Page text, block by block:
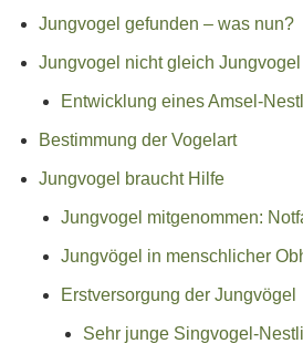
Jungvogel gefunden – was nun?
Jungvogel nicht gleich Jungvogel
Entwicklung eines Amsel-
Bestimmung der Vogelart
Jungvogel braucht Hilfe
Jungvogel mitgenommen:
Jungvögel in menschlicher
Erstversorgung der Jungvögel
Sehr junge Singvogel-